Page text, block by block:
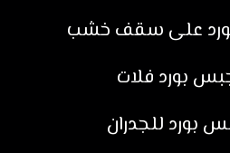
على سقف خشب
بورد فلات
بورد للجدران